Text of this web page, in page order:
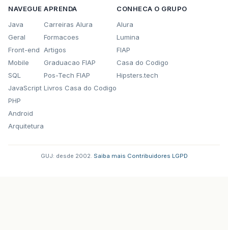
NAVEGUE
Java
Geral
Front-end
Mobile
SQL
JavaScript
PHP
Android
Arquitetura
APRENDA
Carreiras Alura
Formacoes
Artigos
Graduacao FIAP
Pos-Tech FIAP
Livros Casa do Codigo
CONHECA O GRUPO
Alura
Lumina
FIAP
Casa do Codigo
Hipsters.tech
GUJ: desde 2002. Saiba mais Contribuidores LGPD